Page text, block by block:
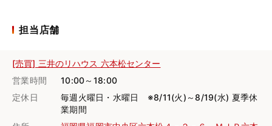
担当店舗
[売買] 三井のリハウス 六本松センター
営業時間
10:00～18:00
定休日
毎週火曜日・水曜日 ※8/11(火)～8/19(水) 夏季休
業期間